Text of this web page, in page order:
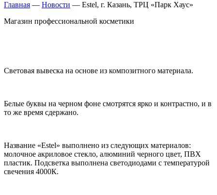
Главная — Новости — Estel, г. Казань, ТРЦ «Парк Хаус»
Магазин профессиональной косметики
Световая вывеска на основе из композитного материала.
Белые буквы на черном фоне смотрятся ярко и контрастно, и в
то же время сдержано.
Название «Estel» выполнено из следующих материалов:
молочное акриловое стекло, алюминий черного цвет, ПВХ
пластик. Подсветка выполнена светодиодами с температурой
свечения 4000К.